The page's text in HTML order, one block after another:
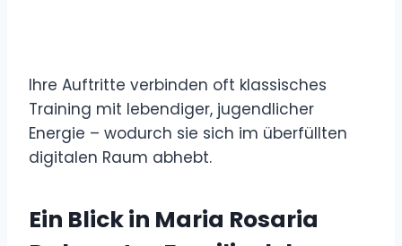
Ihre Auftritte verbinden oft klassisches
Training mit lebendiger, jugendlicher
Energie – wodurch sie sich im überfüllten
digitalen Raum abhebt.
Ein Blick in Maria Rosaria